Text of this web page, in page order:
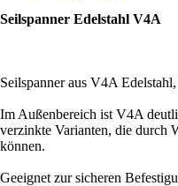
Seilspanner Edelstahl V4A
Seilspanner aus V4A
Im Außenbereich ist V4A
verzinkte Varianten, die durch
können.
Geeignet zur sicheren